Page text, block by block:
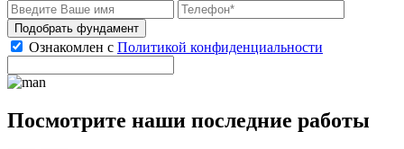
Подобрать фундамент
Ознакомлен с Политикой конфиденциальности
Посмотрите наши последние работы